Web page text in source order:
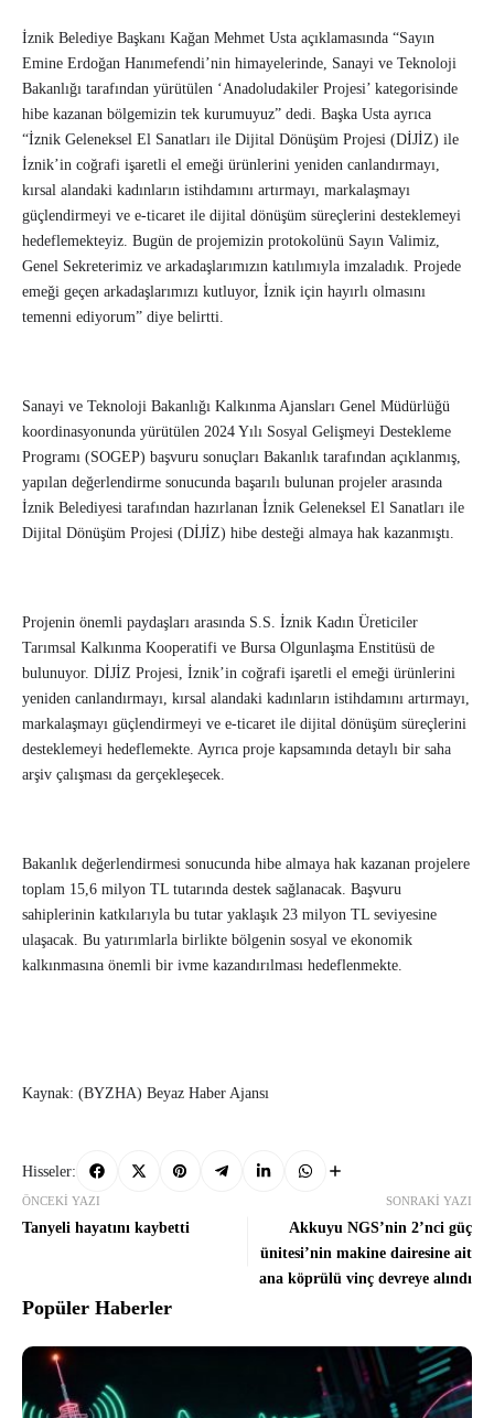
İznik Belediye Başkanı Kağan Mehmet Usta açıklamasında “Sayın
Emine Erdoğan Hanımefendi’nin himayelerinde, Sanayi ve Teknoloji
Bakanlığı tarafından yürütülen ‘Anadoludakiler Projesi’ kategorisinde
hibe kazanan bölgemizin tek kurumuyuz” dedi. Başka Usta ayrıca
“İznik Geleneksel El Sanatları ile Dijital Dönüşüm Projesi (DİJİZ) ile
İznik’in coğrafi işaretli el emeği ürünlerini yeniden canlandırmayı,
kırsal alandaki kadınların istihdamını artırmayı, markalaşmayı
güçlendirmeyi ve e-ticaret ile dijital dönüşüm süreçlerini desteklemeyi
hedeflemekteyiz. Bugün de projemizin protokolünü Sayın Valimiz,
Genel Sekreterimiz ve arkadaşlarımızın katılımıyla imzaladık. Projede
emeği geçen arkadaşlarımızı kutluyor, İznik için hayırlı olmasını
temenni ediyorum” diye belirtti.
Sanayi ve Teknoloji Bakanlığı Kalkınma Ajansları Genel Müdürlüğü
koordinasyonunda yürütülen 2024 Yılı Sosyal Gelişmeyi Destekleme
Programı (SOGEP) başvuru sonuçları Bakanlık tarafından açıklanmış,
yapılan değerlendirme sonucunda başarılı bulunan projeler arasında
İznik Belediyesi tarafından hazırlanan İznik Geleneksel El Sanatları ile
Dijital Dönüşüm Projesi (DİJİZ) hibe desteği almaya hak kazanmıştı.
Projenin önemli paydaşları arasında S.S. İznik Kadın Üreticiler
Tarımsal Kalkınma Kooperatifi ve Bursa Olgunlaşma Enstitüsü de
bulunuyor. DİJİZ Projesi, İznik’in coğrafi işaretli el emeği ürünlerini
yeniden canlandırmayı, kırsal alandaki kadınların istihdamını artırmayı,
markalaşmayı güçlendirmeyi ve e-ticaret ile dijital dönüşüm süreçlerini
desteklemeyi hedeflemekte. Ayrıca proje kapsamında detaylı bir saha
arşiv çalışması da gerçekleşecek.
Bakanlık değerlendirmesi sonucunda hibe almaya hak kazanan projelere
toplam 15,6 milyon TL tutarında destek sağlanacak. Başvuru
sahiplerinin katkılarıyla bu tutar yaklaşık 23 milyon TL seviyesine
ulaşacak. Bu yatırımlarla birlikte bölgenin sosyal ve ekonomik
kalkınmasına önemli bir ivme kazandırılması hedeflenmekte.
Kaynak: (BYZHA) Beyaz Haber Ajansı
Hisseler:
ÖNCEKI YAZI
Tanyeli hayatını kaybetti
SONRAKI YAZI
Akkuyu NGS’nin 2’nci güç
ünitesi’nin makine dairesine ait
ana köprülü vinç devreye alındı
Popüler Haberler